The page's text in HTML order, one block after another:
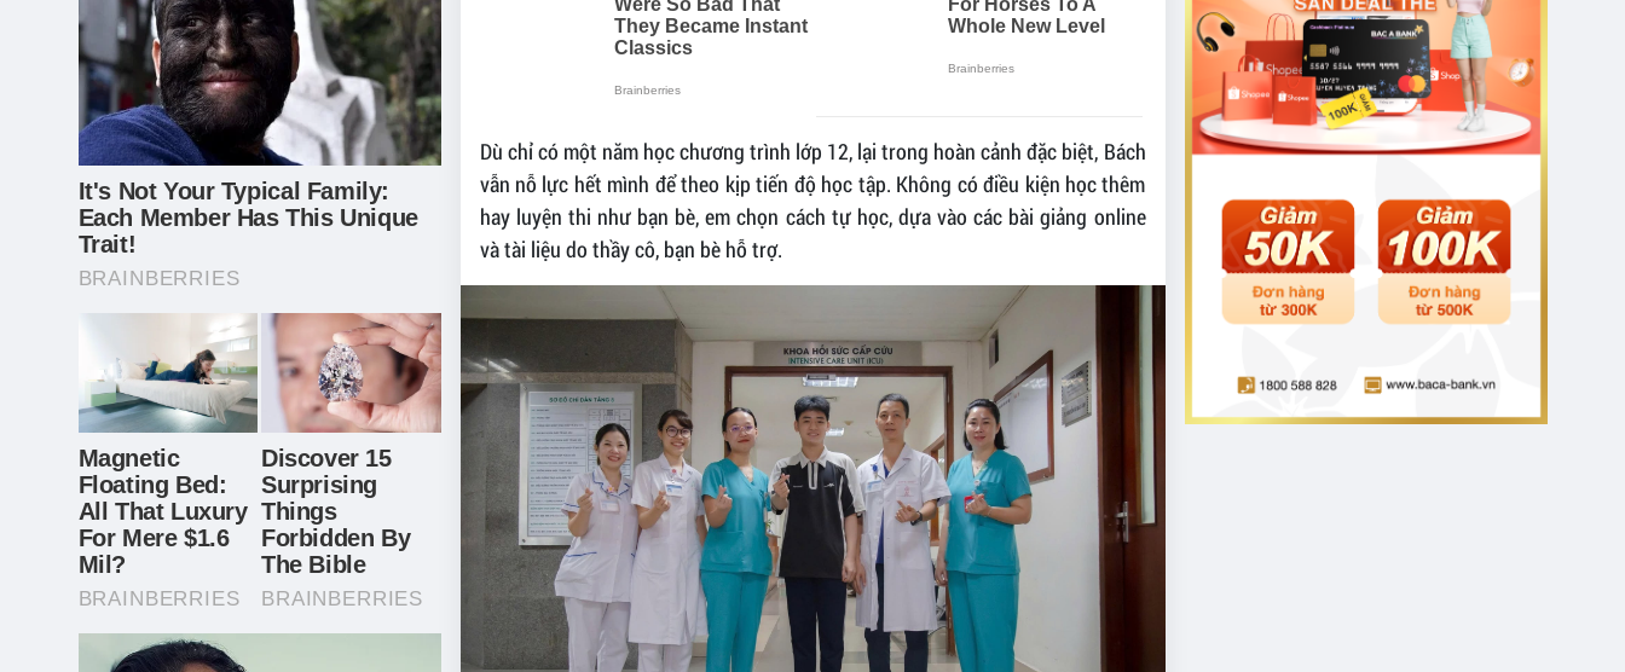
Dù chỉ có một năm học chương trình lớp 12, lại trong hoàn cảnh đặc biệt, Bách
vẫn nỗ lực hết mình để theo kịp tiến độ học tập. Không có điều kiện học thêm
hay luyện thi như bạn bè, em chọn cách tự học, dựa vào các bài giảng online
và tài liệu do thầy cô, bạn bè hỗ trợ.